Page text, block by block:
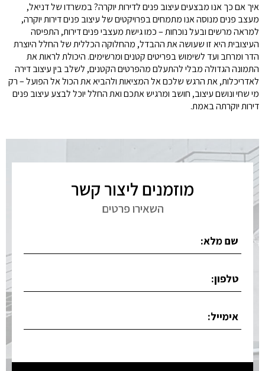
איך אם כך אנו מבצעים עיצוב פנים לדירות יוקרה? במשרדו של דניאל,
מעצב פנים מנוסה אנו מתמחים בפרויקטים של עיצוב פנים דירות יוקרה,
למראה מרשים ובעל נוכחות – כמו גישת מעצבי פנים דירות, התפיסה
העיצובית היא זו שעושה את ההבדל, מהחלוקה הכללית של החלל היוצרת
הדר ומרחב ועד לשימוש בפריטים קטנים ומרשימים. היכולת לראות את
התמונה הגדולה מבלי להתעלם מהפרטים הקטנים, לשלב בין עיצוב דירה
לאדריכלות, את הרגש שלכם אל המציאות ולהביא את הכול אל הפועל – רק
מי שחי ונושם עיצוב, חושב ומרגיש אתכם ואת החלל יוכל לבצע עיצוב פנים
דירות יוקרתה באמת.
מוזמנים ליצור קשר
השאירו פרטים